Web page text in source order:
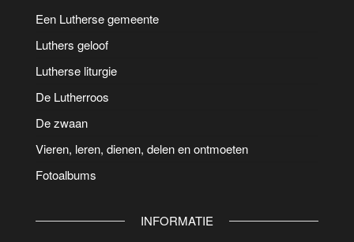
Een Lutherse gemeente
Luthers geloof
Lutherse liturgie
De Lutherroos
De zwaan
Vieren, leren, dienen, delen en ontmoeten
Fotoalbums
INFORMATIE